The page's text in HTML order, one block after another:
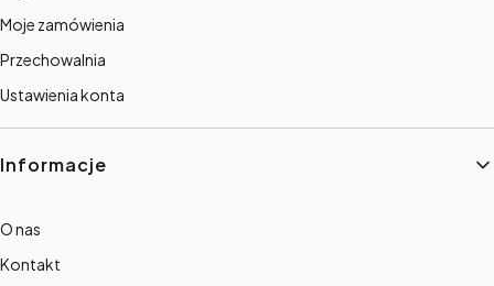
Moje zamówienia
Przechowalnia
Ustawienia konta
Informacje
O nas
Kontakt